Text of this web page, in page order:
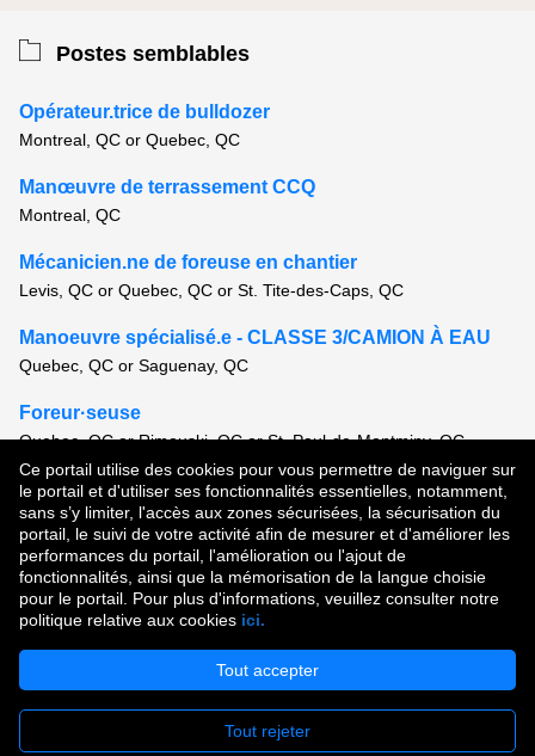
Ce portail utilise des cookies pour vous permettre de naviguer sur
le portail et d'utiliser ses fonctionnalités essentielles, notamment,
sans s’y limiter, l'accès aux zones sécurisées, la sécurisation du
portail, le suivi de votre activité afin de mesurer et d'améliorer les
performances du portail, l'amélioration ou l'ajout de
fonctionnalités, ainsi que la mémorisation de la langue choisie
pour le portail. Pour plus d'informations, veuillez consulter notre
politique relative aux cookies ici.
Tout accepter
Tout rejeter
Postes semblables
Opérateur.trice de bulldozer
Montreal, QC or Quebec, QC
Manœuvre de terrassement CCQ
Montreal, QC
Mécanicien.ne de foreuse en chantier
Levis, QC or Quebec, QC or St. Tite-des-Caps, QC
Manoeuvre spécialisé.e - CLASSE 3/CAMION À EAU
Quebec, QC or Saguenay, QC
Foreur·seuse
Quebec, QC or Rimouski, QC or St. Paul-de-Montminy, QC
Voir tous les postes semblables
Droit d'auteur © 2026
Conditions d'utilisation | Politique de confidentialité